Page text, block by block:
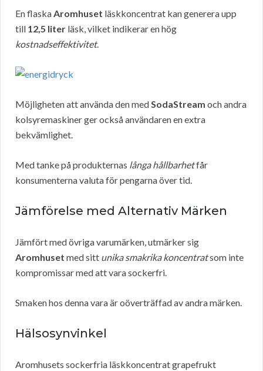
En flaskaAromhuset läskkoncentrat kan generera upp
till 12,5 liter läsk, vilket indikerar en hög
kostnadseffektivitet.
Möjligheten att använda den medSodaStream och andra
kolsyremaskiner ger också användaren en extra
bekvämlighet.
Med tanke på produkternas långa hållbarhetfår
konsumenterna valuta för pengarna över tid.
Jämförelse med Alternativ Märken
Jämfört med övriga varumärken, utmärker sig
Aromhuset med sitt unika smakrika koncentratsom inte
kompromissar med att vara sockerfri.
Smaken hos denna vara är oöverträffad av andra märken.
Hälsosynvinkel
Aromhusets sockerfria läskkoncentrat grapefrukt